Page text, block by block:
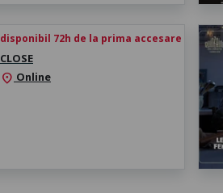
disponibil 72h de la prima accesare
CLOSE
location_on Online